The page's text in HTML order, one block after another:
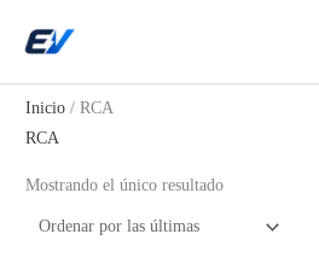
Inicio / RCA
RCA
Mostrando el único resultado